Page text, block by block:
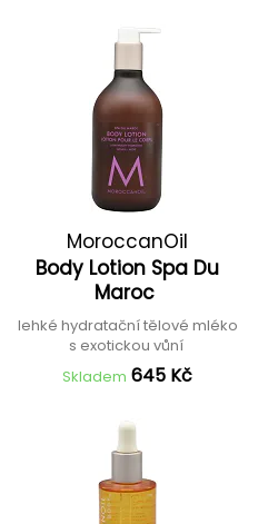
MoroccanOil
Body Lotion Spa Du
Maroc
lehké hydratační tělové mléko
s exotickou vůní
Skladem 645 Kč